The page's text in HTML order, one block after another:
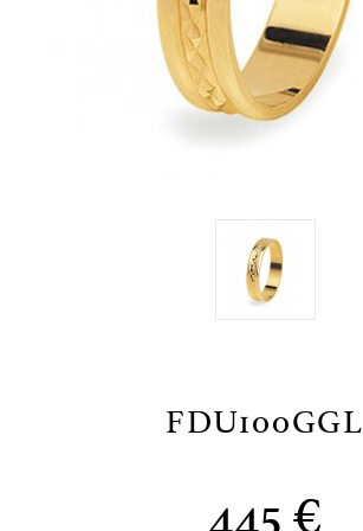
FDU100GGL
445 €